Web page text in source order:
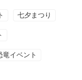
七夕まつり
竜イベント